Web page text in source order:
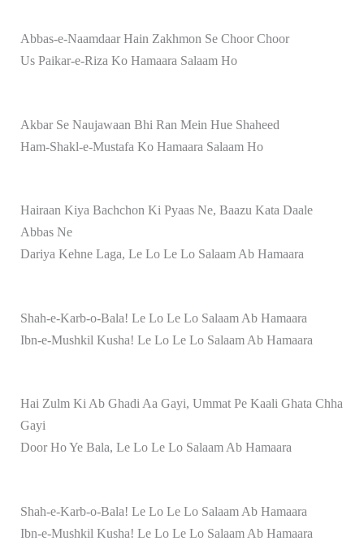
Abbas-e-Naamdaar Hain Zakhmon Se Choor Choor
Us Paikar-e-Riza Ko Hamaara Salaam Ho
Akbar Se Naujawaan Bhi Ran Mein Hue Shaheed
Ham-Shakl-e-Mustafa Ko Hamaara Salaam Ho
Hairaan Kiya Bachchon Ki Pyaas Ne, Baazu Kata Daale
Abbas Ne
Dariya Kehne Laga, Le Lo Le Lo Salaam Ab Hamaara
Shah-e-Karb-o-Bala! Le Lo Le Lo Salaam Ab Hamaara
Ibn-e-Mushkil Kusha! Le Lo Le Lo Salaam Ab Hamaara
Hai Zulm Ki Ab Ghadi Aa Gayi, Ummat Pe Kaali Ghata Chha
Gayi
Door Ho Ye Bala, Le Lo Le Lo Salaam Ab Hamaara
Shah-e-Karb-o-Bala! Le Lo Le Lo Salaam Ab Hamaara
Ibn-e-Mushkil Kusha! Le Lo Le Lo Salaam Ab Hamaara